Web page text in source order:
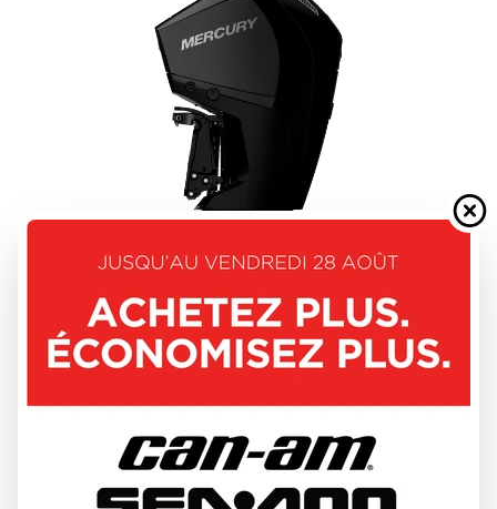
MERCURY 2026
FOURSTROKE 175 - 225HP
DÉCOUVRIR CE MODÈLE